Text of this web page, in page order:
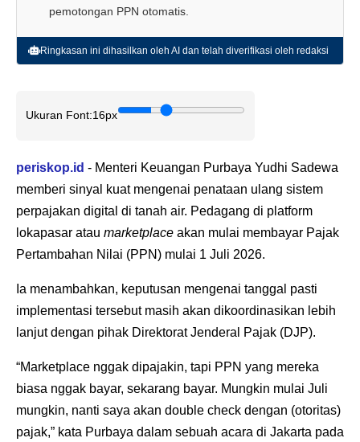
pemotongan PPN otomatis.
Ringkasan ini dihasilkan oleh AI dan telah diverifikasi oleh redaksi
Ukuran Font:16px
periskop.id - Menteri Keuangan Purbaya Yudhi Sadewa
memberi sinyal kuat mengenai penataan ulang sistem
perpajakan digital di tanah air. Pedagang di platform
lokapasar atau marketplace akan mulai membayar Pajak
Pertambahan Nilai (PPN) mulai 1 Juli 2026.
Ia menambahkan, keputusan mengenai tanggal pasti
implementasi tersebut masih akan dikoordinasikan lebih
lanjut dengan pihak Direktorat Jenderal Pajak (DJP).
“Marketplace nggak dipajakin, tapi PPN yang mereka
biasa nggak bayar, sekarang bayar. Mungkin mulai Juli
mungkin, nanti saya akan double check dengan (otoritas)
pajak,” kata Purbaya dalam sebuah acara di Jakarta pada